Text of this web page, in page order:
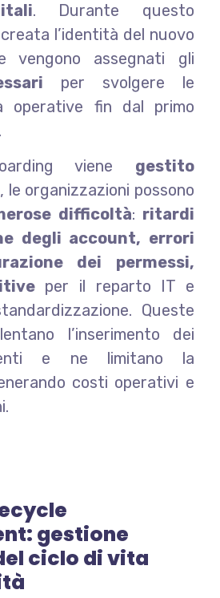
. Durante questo
l’identità del nuovo
vengono assegnati gli
per svolgere le
operative fin dal primo
viene gestito
, le organizzazioni possono
difficoltà: ritardi
degli account, errori
dei permessi,
per il reparto IT e
Queste
l’inserimento dei
e ne limitano la
costi operativi e
gestione
ciclo di vita